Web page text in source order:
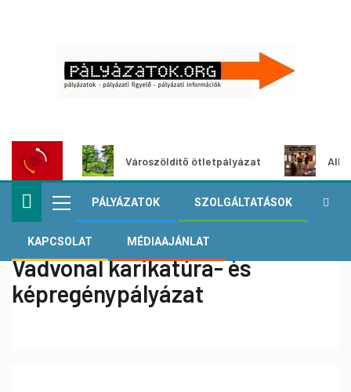
Városzöldítő ötletpályázat
PÁLYÁZATOK SZOLGÁLTATÁSOK
KAPCSOLAT MÉDIAAJÁNLAT
Vadvonal karikatúra- és
képregénypályázat